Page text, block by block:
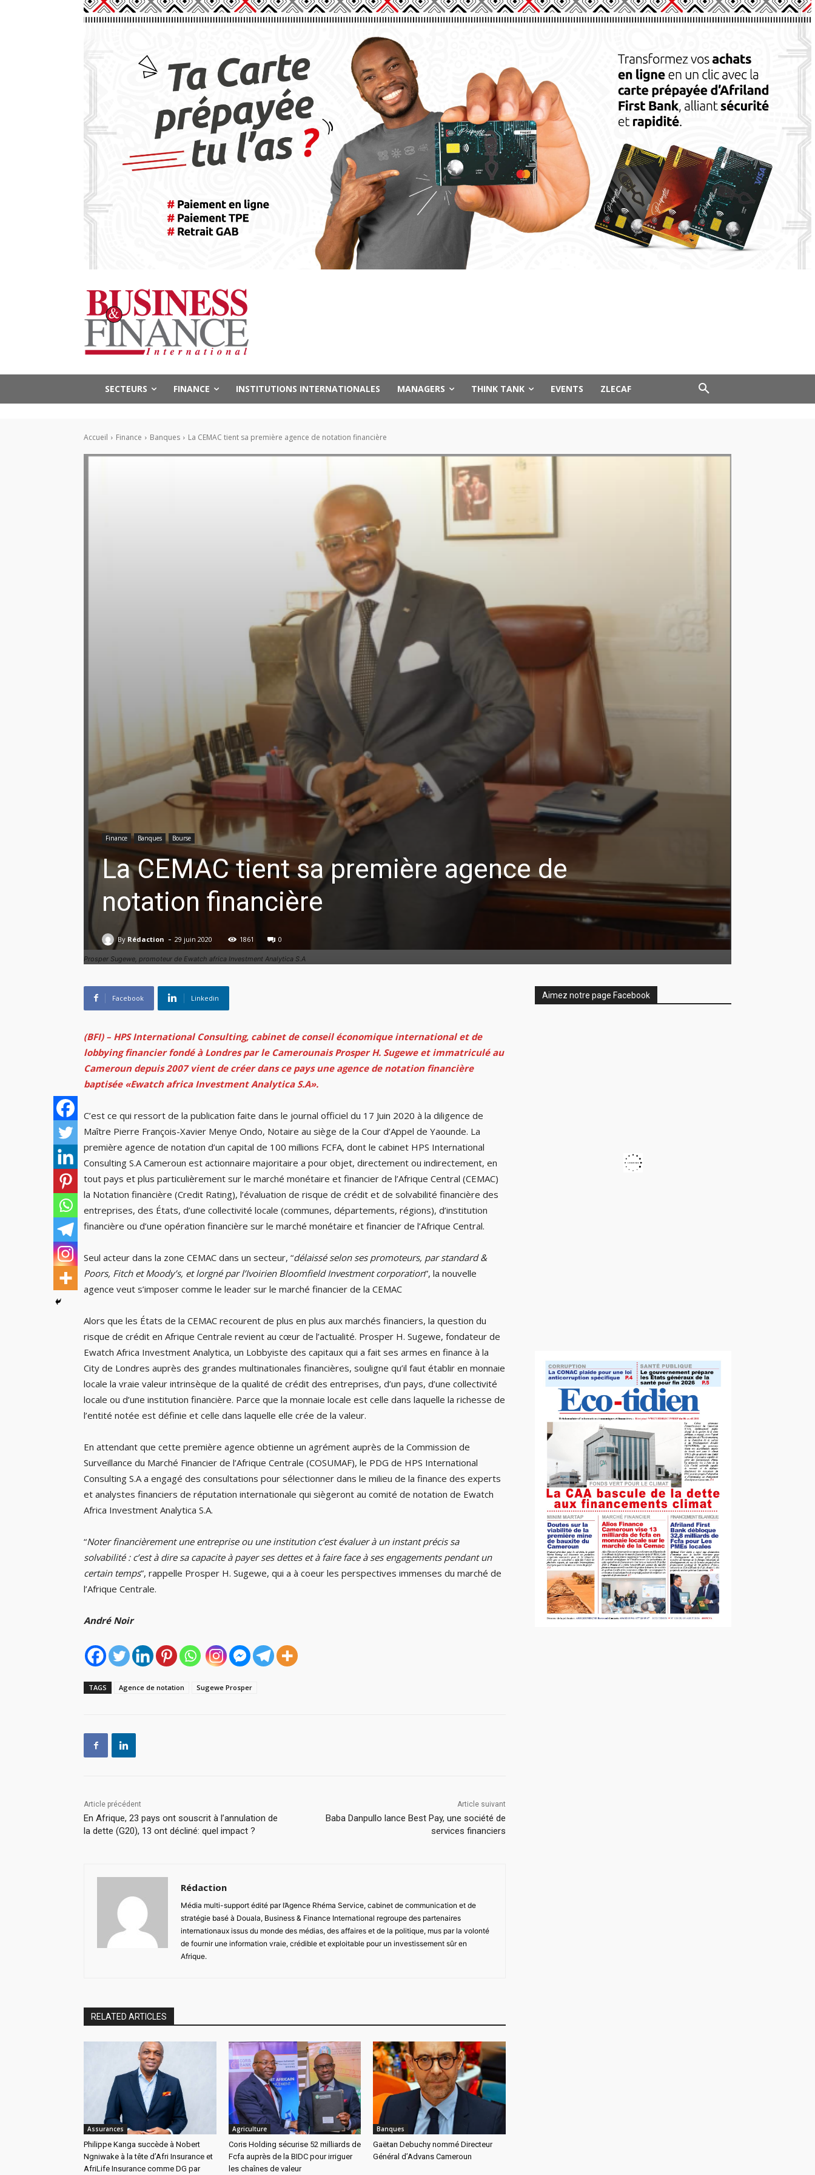
SECTEURS FINANCE INSTITUTIONS INTERNATIONALES MANAGERS THINK TANK EVENTS ZLECAF
Accueil Finance Banques La CEMAC tient sa première agence de notation financière
Prosper Sugewe, promoteur de Ewatch africa Investment Analytica S.A
Finance Banques Bourse
La CEMAC tient sa première agence de
notation financière
By Rédaction - 29 juin 2020 1861 0
Facebook Linkedin
(BFI) – HPS International Consulting, cabinet de conseil économique international et de
lobbying financier fondé à Londres par le Camerounais Prosper H. Sugewe et immatriculé au
Cameroun depuis 2007 vient de créer dans ce pays une agence de notation financière
baptisée «Ewatch africa Investment Analytica S.A».
C’est ce qui ressort de la publication faite dans le journal officiel du 17 Juin 2020 à la diligence de
Maître Pierre François-Xavier Menye Ondo, Notaire au siège de la Cour d’Appel de Yaounde. La
première agence de notation d’un capital de 100 millions FCFA, dont le cabinet HPS International
Consulting S.A Cameroun est actionnaire majoritaire a pour objet, directement ou indirectement, en
tout pays et plus particulièrement sur le marché monétaire et financier de l’Afrique Central (CEMAC)
la Notation financière (Credit Rating), l’évaluation de risque de crédit et de solvabilité financière des
entreprises, des États, d’une collectivité locale (communes, départements, régions), d’institution
financière ou d’une opération financière sur le marché monétaire et financier de l’Afrique Central.
Seul acteur dans la zone CEMAC dans un secteur, “délaissé selon ses promoteurs, par standard &
Poors, Fitch et Moody’s, et lorgné par l’Ivoirien Bloomfield Investment corporation”, la nouvelle
agence veut s’imposer comme le leader sur le marché financier de la CEMAC
Alors que les États de la CEMAC recourent de plus en plus aux marchés financiers, la question du
risque de crédit en Afrique Centrale revient au cœur de l’actualité. Prosper H. Sugewe, fondateur de
Ewatch Africa Investment Analytica, un Lobbyiste des capitaux qui a fait ses armes en finance à la
City de Londres auprès des grandes multinationales financières, souligne qu’il faut établir en monnaie
locale la vraie valeur intrinsèque de la qualité de crédit des entreprises, d’un pays, d’une collectivité
locale ou d’une institution financière. Parce que la monnaie locale est celle dans laquelle la richesse de
l’entité notée est définie et celle dans laquelle elle crée de la valeur.
En attendant que cette première agence obtienne un agrément auprès de la Commission de
Surveillance du Marché Financier de l’Afrique Centrale (COSUMAF), le PDG de HPS International
Consulting S.A a engagé des consultations pour sélectionner dans le milieu de la finance des experts
et analystes financiers de réputation internationale qui siègeront au comité de notation de Ewatch
Africa Investment Analytica S.A.
“Noter financièrement une entreprise ou une institution c’est évaluer à un instant précis sa
solvabilité : c’est à dire sa capacite à payer ses dettes et à faire face à ses engagements pendant un
certain temps”, rappelle Prosper H. Sugewe, qui a à coeur les perspectives immenses du marché de
l’Afrique Centrale.
André Noir
TAGS Agence de notation Sugewe Prosper
Article précédent
En Afrique, 23 pays ont souscrit à l’annulation de
la dette (G20), 13 ont décliné: quel impact ?
Article suivant
Baba Danpullo lance Best Pay, une société de
services financiers
Rédaction
Média multi-support édité par l’Agence Rhéma Service, cabinet de communication et de
stratégie basé à Douala, Business & Finance International regroupe des partenaires
internationaux issus du monde des médias, des affaires et de la politique, mus par la volonté
de fournir une information vraie, crédible et exploitable pour un investissement sûr en
Afrique.
RELATED ARTICLES
Assurances
Philippe Kanga succède à Nobert
Ngniwake à la tête d’Afri Insurance et
AfriLife Insurance comme DG par
Agriculture
Coris Holding sécurise 52 milliards de
Fcfa auprès de la BIDC pour irriguer
les chaînes de valeur
Banques
Gaëtan Debuchy nommé Directeur
Général d’Advans Cameroun
Aimez notre page Facebook